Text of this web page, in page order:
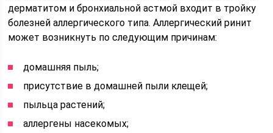
дерматитом и бронхиальной астмой входит в тройку
болезней аллергического типа. Аллергический ринит
может возникнуть по следующим причинам:
домашняя пыль;
присутствие в домашней пыли клещей;
пыльца растений;
аллергены насекомых;